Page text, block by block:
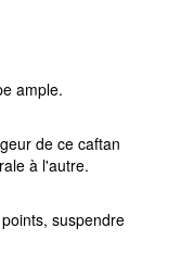
ample.
de ce caftan
à l'autre.
suspendre